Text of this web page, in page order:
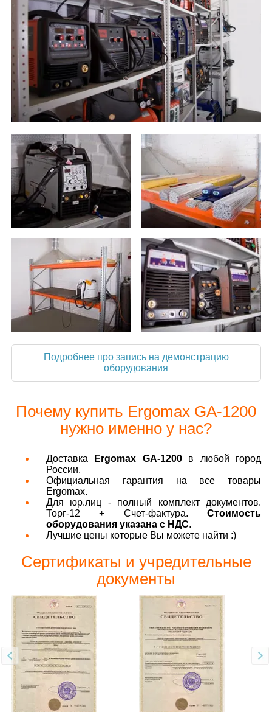
Подробнее про запись на демонстрацию
оборудования
Почему купить Ergomax GA-1200
нужно именно у нас?
Доставка Ergomax GA-1200в любой город
России.
Официальная гарантия на все товары
Ergomax.
Для юр.лиц - полный комплект документов.
Торг-12 + Счет-фактура. Стоимость
оборудования указана с НДС.
Лучшие цены которые Вы можете найти :)
Сертификаты и учредительные
документы